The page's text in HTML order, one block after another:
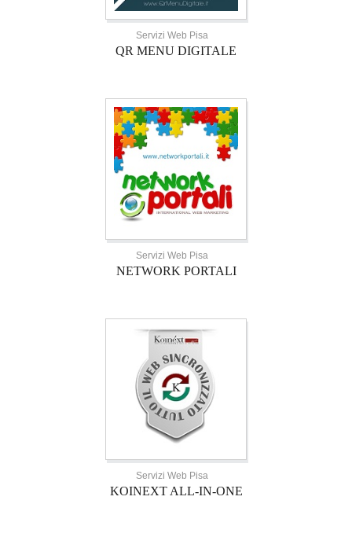
Servizi Web Pisa
QR MENU DIGITALE
Servizi Web Pisa
NETWORK PORTALI
Servizi Web Pisa
KOINEXT ALL-IN-ONE